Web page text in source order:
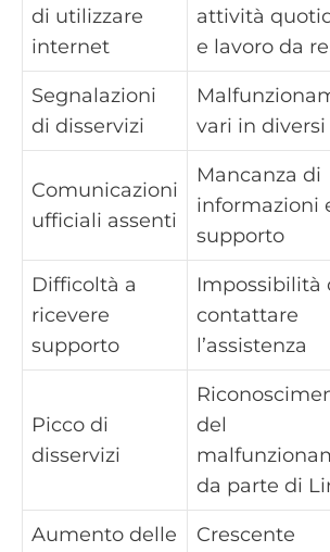
di utilizzare
internet
attività
e lavoro da
Segnalazioni
di disservizi
vari in diversi
Comunicazioni
ufficiali assenti
Mancanza di
informazioni
supporto
Difficoltà a
ricevere
supporto
Impossibilità
contattare
l’assistenza
Picco di
disservizi
del
da parte di
Aumento delle
Crescente